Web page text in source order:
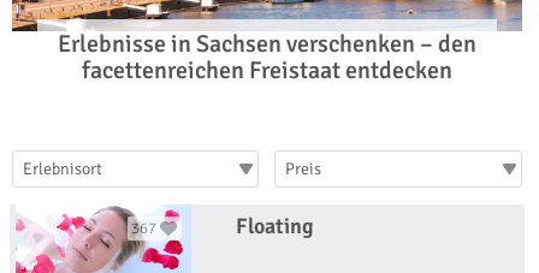
Erlebnisse in Sachsen verschenken – den
facettenreichen Freistaat entdecken
Erlebnisort Preis
367 Floating